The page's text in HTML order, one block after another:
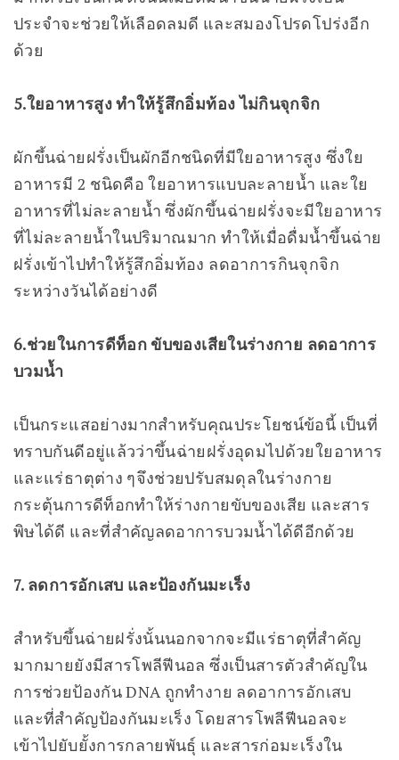
ประจำจะช่วยให้เลือดลมดี และสมองโปรดโปร่งอีก
ด้วย
5.ใยอาหารสูง ทำให้รู้สึกอิ่มท้อง ไม่กินจุกจิก
ผักขึ้นฉ่ายฝรั่งเป็นผักอีกชนิดที่มีใยอาหารสูง ซึ่งใย
อาหารมี 2 ชนิดคือ ใยอาหารแบบละลายน้ำ และใย
อาหารที่ไม่ละลายน้ำ ซึ่งผักขึ้นฉ่ายฝรั่งจะมีใยอาหาร
ที่ไม่ละลายน้ำในปริมาณมาก ทำให้เมื่อดื่มน้ำขึ้นฉ่าย
ฝรั่งเข้าไปทำให้รู้สึกอิ่มท้อง ลดอาการกินจุกจิก
ระหว่างวันได้อย่างดี
6.ช่วยในการดีท็อก ขับของเสียในร่างกาย ลดอาการ
บวมน้ำ
เป็นกระแสอย่างมากสำหรับคุณประโยชน์ข้อนี้ เป็นที่
ทราบกันดีอยู่แล้วว่าขึ้นฉ่ายฝรั่งอุดมไปด้วยใยอาหาร
และแร่ธาตุต่าง ๆจึงช่วยปรับสมดุลในร่างกาย
กระตุ้นการดีท็อกทำให้ร่างกายขับของเสีย และสาร
พิษได้ดี และที่สำคัญลดอาการบวมน้ำได้ดีอีกด้วย
7. ลดการอักเสบ และป้องกันมะเร็ง
สำหรับขึ้นฉ่ายฝรั่งนั้นนอกจากจะมีแร่ธาตุที่สำคัญ
มากมายยังมีสารโพลีฟีนอล ซึ่งเป็นสารตัวสำคัญใน
การช่วยป้องกัน DNA ถูกทำงาย ลดอาการอักเสบ
และที่สำคัญป้องกันมะเร็ง โดยสารโพลีฟีนอลจะ
เข้าไปยับยั้งการกลายพันธุ์ และสารก่อมะเร็งใน